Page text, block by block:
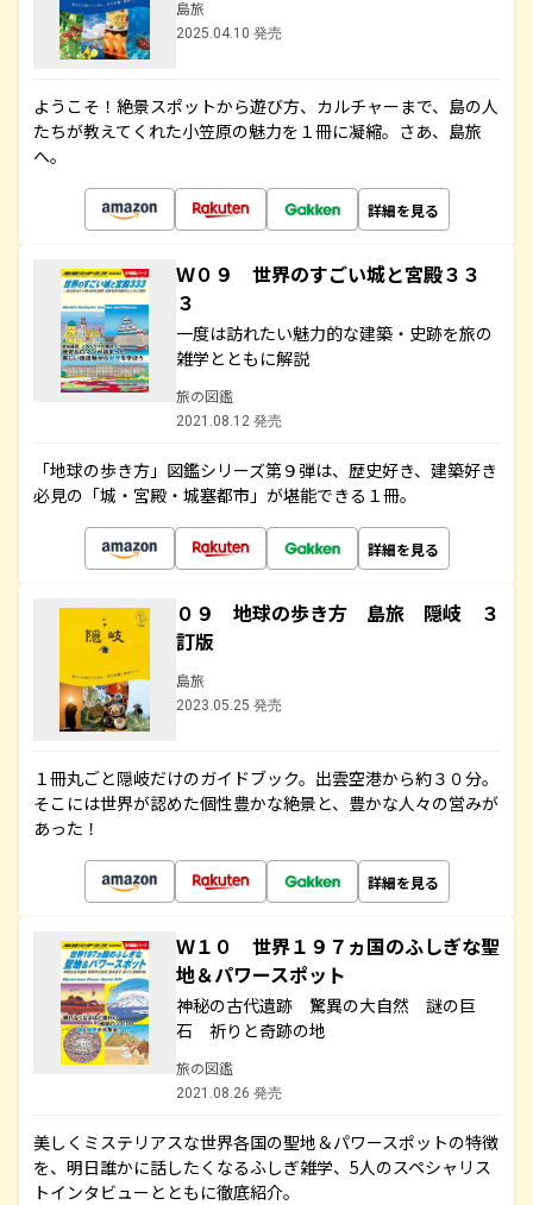
島旅
2025.04.10 発売
ようこそ！絶景スポットから遊び方、カルチャーまで、島の人
たちが教えてくれた小笠原の魅力を１冊に凝縮。さあ、島旅
へ。
詳細を見る
Ｗ０９ 世界のすごい城と宮殿３３
３
一度は訪れたい魅力的な建築・史跡を旅の
雑学とともに解説
旅の図鑑
2021.08.12 発売
「地球の歩き方」図鑑シリーズ第９弾は、歴史好き、建築好き
必見の「城・宮殿・城塞都市」が堪能できる１冊。
詳細を見る
０９ 地球の歩き方 島旅 隠岐 ３
訂版
島旅
2023.05.25 発売
１冊丸ごと隠岐だけのガイドブック。出雲空港から約３０分。
そこには世界が認めた個性豊かな絶景と、豊かな人々の営みが
あった！
詳細を見る
Ｗ１０ 世界１９７ヵ国のふしぎな聖
地＆パワースポット
神秘の古代遺跡 驚異の大自然 謎の巨
石 祈りと奇跡の地
旅の図鑑
2021.08.26 発売
美しくミステリアスな世界各国の聖地＆パワースポットの特徴
を、明日誰かに話したくなるふしぎ雑学、5人のスペシャリス
トインタビューとともに徹底紹介。